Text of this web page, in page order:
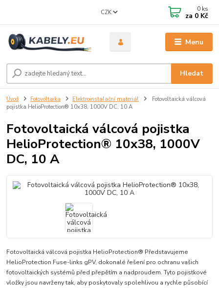
Menu
CZK
Hledat
0 ks
za 0 Kč
Úvod Fotovoltaika Elektroinstalační materiál
Fotovoltaická válcová
pojistka HelioProtection® 10x38, 1000V DC, 10 A
Fotovoltaická válcová pojistka
HelioProtection® 10x38, 1000V
DC, 10 A
Fotovoltaická válcová pojistka HelioProtection® Představujeme
HelioProtection Fuse-links gPV, dokonalé řešení pro ochranu vašich
fotovoltaických systémů před přepětím a nadproudem. Tyto pojistkové
vložky jsou navrženy tak, aby poskytovaly spolehlivou a rychle působící